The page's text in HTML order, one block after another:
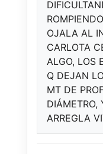
OJALA AL
CARLOTA
ALGO, LOS
Q DEJAN
MT DE
DIÁMETRO,
ARREGLA